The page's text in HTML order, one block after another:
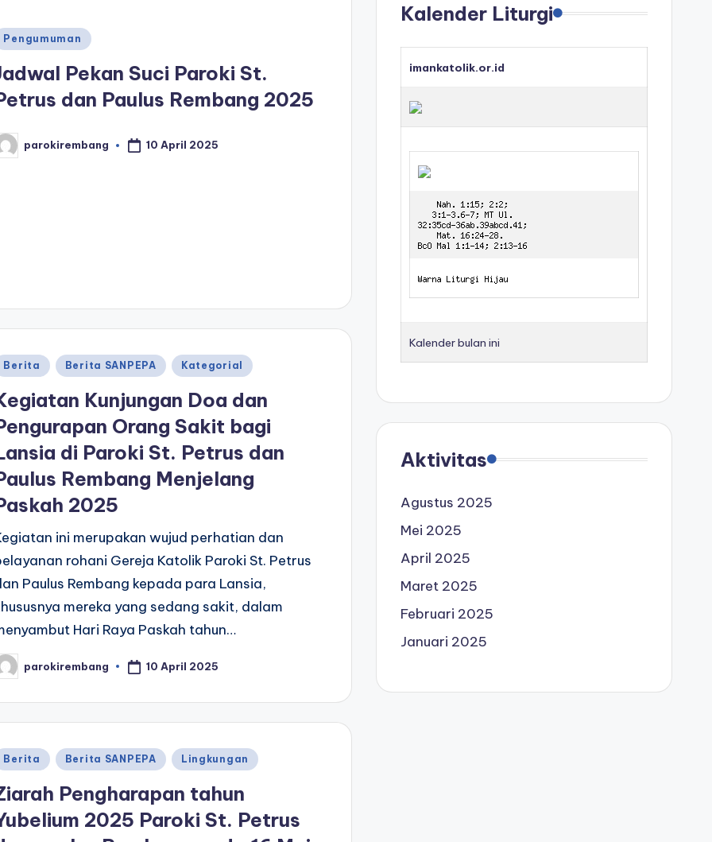
Pengumuman
Pekan Suci Paroki St.
dan Paulus Rembang 2025
parokirembang 10 April 2025
Berita Berita SANPEPA Kategorial
Kunjungan Doa dan
Orang Sakit bagi
di Paroki St. Petrus dan
Rembang Menjelang
2025
ini merupakan wujud perhatian dan
rohani Gereja Katolik Paroki St. Petrus
Paulus Rembang kepada para Lansia,
mereka yang sedang sakit, dalam
Hari Raya Paskah tahun…
parokirembang 10 April 2025
Berita Berita SANPEPA Lingkungan
Pengharapan tahun
2025 Paroki St. Petrus
Kalender Liturgi
imankatolik.or.id
Kalender bulan ini
Aktivitas
Agustus 2025
Mei 2025
April 2025
Maret 2025
Februari 2025
Januari 2025